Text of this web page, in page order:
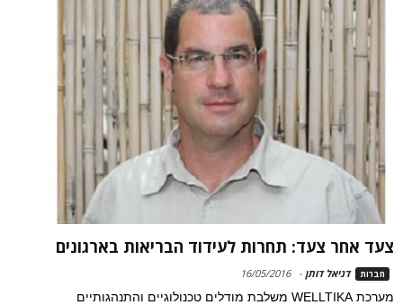
צעד אחר צעד: תחרות לעידוד הבריאות בארגונים
חברות דניאל דותן -
16/05/2016
מערכת WELLTIKA משלבת מודלים טכנולוגיים והתנהגותיים